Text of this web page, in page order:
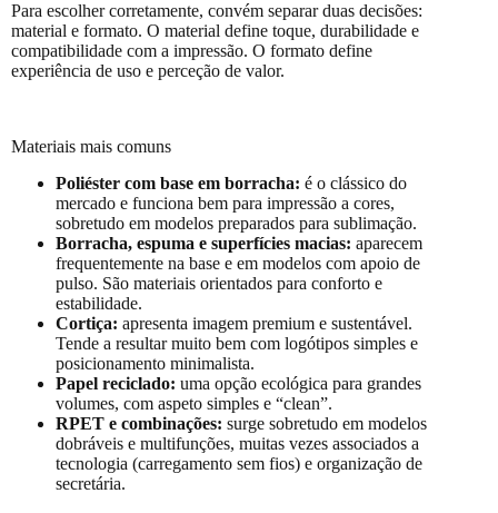
Para escolher corretamente, convém separar duas decisões:
material e formato. O material define toque, durabilidade e
compatibilidade com a impressão. O formato define
experiência de uso e perceção de valor.
Materiais mais comuns
Poliéster com base em borracha: é o clássico do
mercado e funciona bem para impressão a cores,
sobretudo em modelos preparados para sublimação.
Borracha, espuma e superfícies macias: aparecem
frequentemente na base e em modelos com apoio de
pulso. São materiais orientados para conforto e
estabilidade.
Cortiça: apresenta imagem premium e sustentável.
Tende a resultar muito bem com logótipos simples e
posicionamento minimalista.
Papel reciclado: uma opção ecológica para grandes
volumes, com aspeto simples e “clean”.
RPET e combinações: surge sobretudo em modelos
dobráveis e multifunções, muitas vezes associados a
tecnologia (carregamento sem fios) e organização de
secretária.